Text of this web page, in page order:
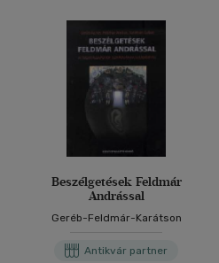
Beszélgetések Feldmár
Andrással
Geréb-Feldmár-Karátson
Antikvár partner